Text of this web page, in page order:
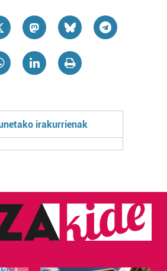
irakurrienak